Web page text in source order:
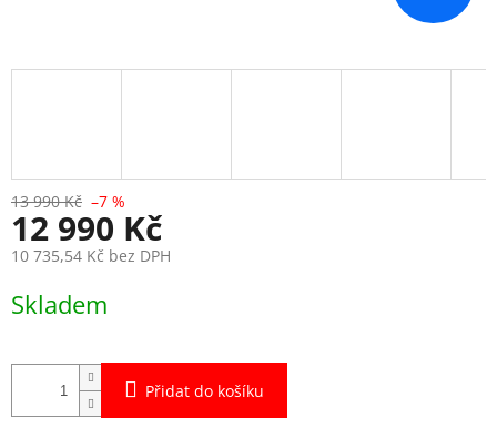
13 990 Kč –7 %
12 990 Kč
10 735,54 Kč bez DPH
cena:
Skladem
Přidat do košíku